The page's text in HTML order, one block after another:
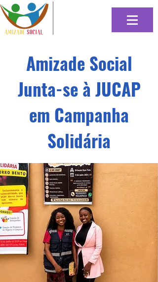
Amizade Social
Junta-se à JUCAP
em Campanha
Solidária